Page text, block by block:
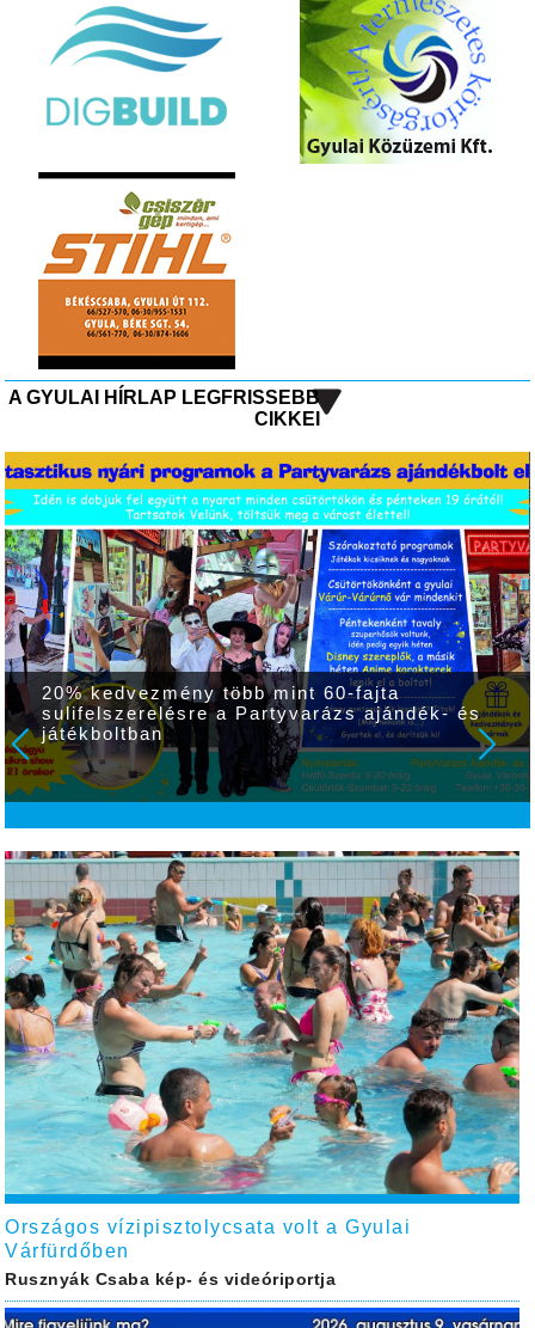
A GYULAI HÍRLAP LEGFRISSEBB
CIKKEI
Melegben is tartós virágdíszek
Országos vízipisztolycsata volt a Gyulai
Várfürdőben
Rusznyák Csaba kép- és videóriportja